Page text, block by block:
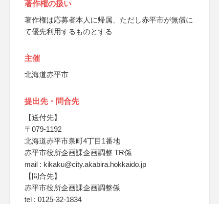
著作権の扱い
著作権は応募者本人に帰属、ただし赤平市が無償に
て優先利用するものとする
主催
北海道赤平市
提出先・問合先
【送付先】
〒079-1192
北海道赤平市泉町4丁目1番地
赤平市役所企画課企画調整 TR係
mail : kikaku@city.akabira.hokkaido.jp
【問合先】
赤平市役所企画課企画調整係
tel : 0125-32-1834